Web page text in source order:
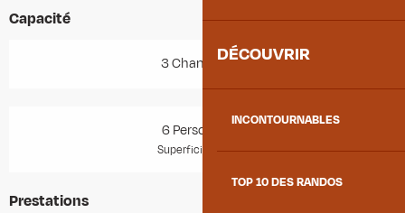
DÉCOUVRIR
INCONTOURNABLES
TOP 10 DES RANDOS
Capacité
3 Chambre(s)
6 Personne(s)
Superficie : 55 m
Prestations